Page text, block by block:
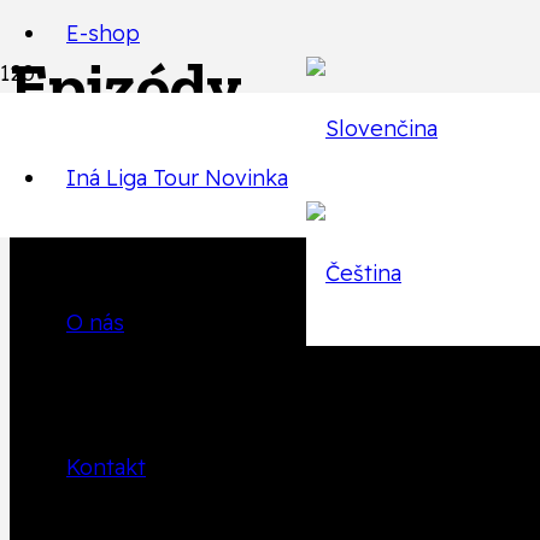
E-shop
Iná Liga Tour Novinka
O nás
Kontakt
Epizódy
Späť na zoznam epizód